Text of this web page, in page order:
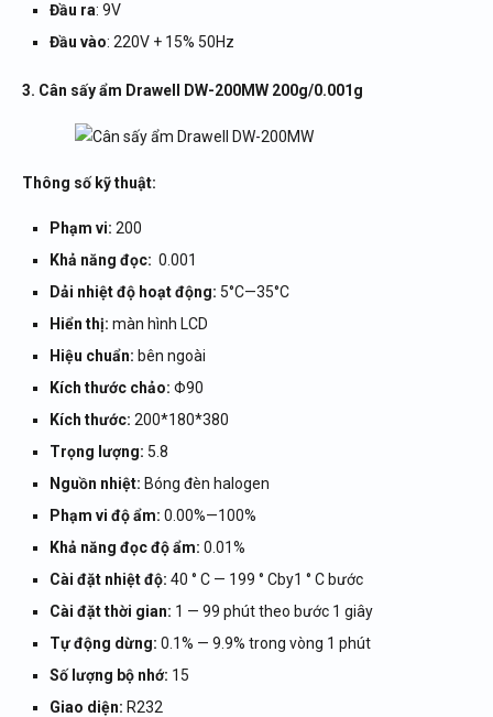
Đầu ra: 9V
Đầu vào: 220V + 15% 50Hz
3. Cân sấy ẩm Drawell DW-200MW 200g/0.001g
Thông số kỹ thuật:
Phạm vi: 200
Khả năng đọc: 0.001
Dải nhiệt độ hoạt động: 5°C—35°C
Hiển thị: màn hình LCD
Hiệu chuẩn: bên ngoài
Kích thước chảo: Φ90
Kích thước: 200*180*380
Trọng lượng: 5.8
Nguồn nhiệt: Bóng đèn halogen
Phạm vi độ ẩm: 0.00%—100%
Khả năng đọc độ ẩm: 0.01%
Cài đặt nhiệt độ: 40 ° C — 199 ° Cby1 ° C bước
Cài đặt thời gian: 1 — 99 phút theo bước 1 giây
Tự động dừng: 0.1% — 9.9% trong vòng 1 phút
Số lượng bộ nhớ: 15
Giao diện: R232